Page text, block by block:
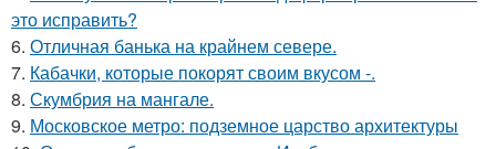
это исправить?
6. Отличная банька на крайнем севере.
7. Кабачки, которые покорят своим вкусом -.
8. Скумбрия на мангале.
9. Московское метро: подземное царство архитектуры